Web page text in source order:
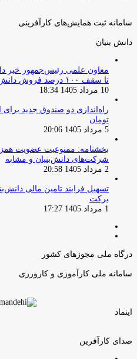
سامانه ثبت همایش‌های کارآفرینی
دانش‌ بنیان‌
معاون علمی رئیس‌جمهور خبر
تا سقف ۱۰۰ درصد فروش دانش‌بنیان‌ها
10 مرداد 1405 18:34
راه‌اندازی دو صندوق جدید برای
تومان
5 مرداد 1405 20:06
بخشنامه: ممنوعیت عضویت
شرکت‌های دانش‌بنیان و مشابه
2 مرداد 1405 20:58
تسهیل فرایند تامین مالی
برکت
1 مرداد 1405 17:27
درگاه ملی مجوزهای کشور
سامانه ملی کارآموزی و کارورزی
اینماد
صدای کارآفرین